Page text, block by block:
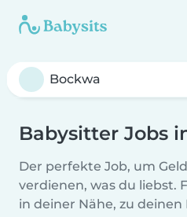
Babysitter Jobs
Der perfekte Job, um
verdienen, was du liebst.
in deiner Nähe, zu